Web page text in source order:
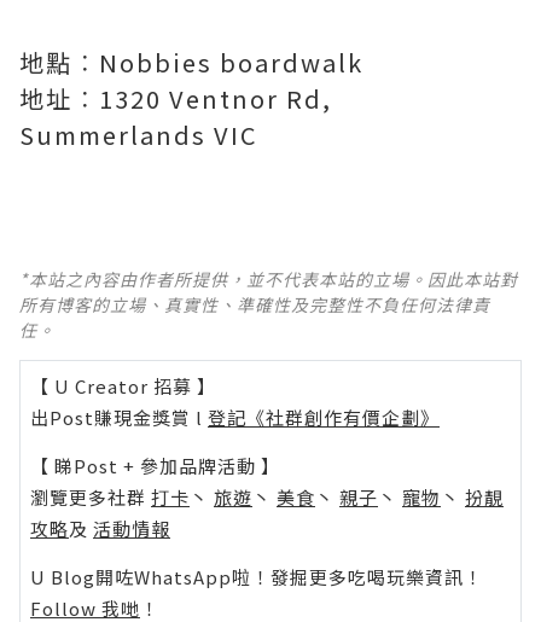
地點︰Nobbies boardwalk
地址︰1320 Ventnor Rd,
Summerlands VIC
*本站之內容由作者所提供，並不代表本站的立場。因此本站對
所有博客的立場、真實性、準確性及完整性不負任何法律責
任。
【 U Creator 招募 】
出Post賺現金獎賞 l 登記《社群創作有價企劃》
【 睇Post + 參加品牌活動 】
瀏覽更多社群 打卡 丶 旅遊 丶 美食 丶 親子 丶 寵物 丶 扮靚
攻略及 活動情報
U Blog開咗WhatsApp啦！發掘更多吃喝玩樂資訊！
Follow 我哋 ！